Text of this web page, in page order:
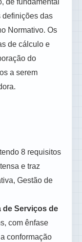
definições das
Normativo. Os
de cálculo e
do
a serem
8 requisitos
e traz
Gestão de
de Serviços de
com ênfase
conformação